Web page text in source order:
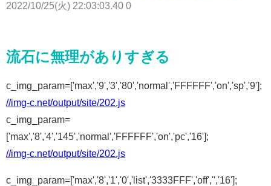
2022/10/25(火) 22:03:03.40 0
流石に無理がありすぎる
c_img_param=['max','9','3','80','normal','FFFFFF','on','sp','9'];
//img-c.net/output/site/202.js
c_img_param=
['max','8','4','145','normal','FFFFFF','on','pc','16'];
//img-c.net/output/site/202.js
c_img_param=['max','8','1','0','list','3333FFF','off','','16'];